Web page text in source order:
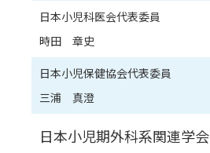
日本小児科医会代表委員
時田 章史
日本小児保健協会代表委員
三浦 真澄
日本小児期外科系関連学会